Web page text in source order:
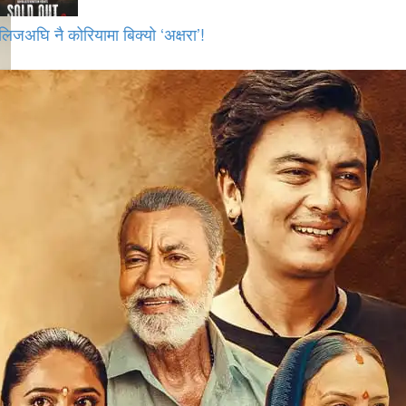
नै कोरियामा बिक्यो ‘अक्षरा’!